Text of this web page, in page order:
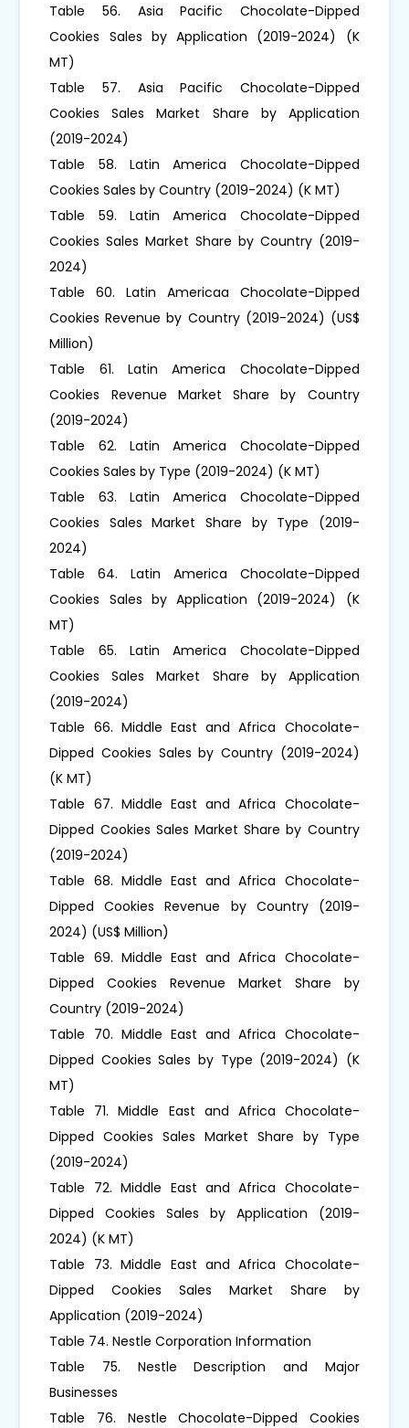
Table 56. Asia Pacific Chocolate-Dipped
Cookies Sales by Application (2019-2024) (K
MT)
Table 57. Asia Pacific Chocolate-Dipped
Cookies Sales Market Share by Application
(2019-2024)
Table 58. Latin America Chocolate-Dipped
Cookies Sales by Country (2019-2024) (K MT)
Table 59. Latin America Chocolate-Dipped
Cookies Sales Market Share by Country (2019-
2024)
Table 60. Latin Americaa Chocolate-Dipped
Cookies Revenue by Country (2019-2024) (US$
Million)
Table 61. Latin America Chocolate-Dipped
Cookies Revenue Market Share by Country
(2019-2024)
Table 62. Latin America Chocolate-Dipped
Cookies Sales by Type (2019-2024) (K MT)
Table 63. Latin America Chocolate-Dipped
Cookies Sales Market Share by Type (2019-
2024)
Table 64. Latin America Chocolate-Dipped
Cookies Sales by Application (2019-2024) (K
MT)
Table 65. Latin America Chocolate-Dipped
Cookies Sales Market Share by Application
(2019-2024)
Table 66. Middle East and Africa Chocolate-
Dipped Cookies Sales by Country (2019-2024)
(K MT)
Table 67. Middle East and Africa Chocolate-
Dipped Cookies Sales Market Share by Country
(2019-2024)
Table 68. Middle East and Africa Chocolate-
Dipped Cookies Revenue by Country (2019-
2024) (US$ Million)
Table 69. Middle East and Africa Chocolate-
Dipped Cookies Revenue Market Share by
Country (2019-2024)
Table 70. Middle East and Africa Chocolate-
Dipped Cookies Sales by Type (2019-2024) (K
MT)
Table 71. Middle East and Africa Chocolate-
Dipped Cookies Sales Market Share by Type
(2019-2024)
Table 72. Middle East and Africa Chocolate-
Dipped Cookies Sales by Application (2019-
2024) (K MT)
Table 73. Middle East and Africa Chocolate-
Dipped Cookies Sales Market Share by
Application (2019-2024)
Table 74. Nestle Corporation Information
Table 75. Nestle Description and Major
Businesses
Table 76. Nestle Chocolate-Dipped Cookies